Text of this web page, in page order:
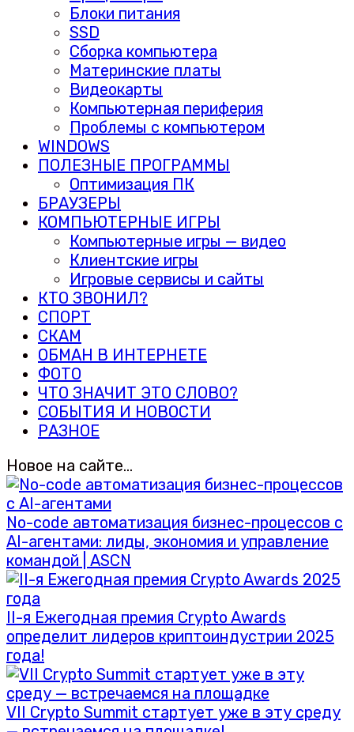
Блоки питания
SSD
Сборка компьютера
Материнские платы
Видеокарты
Компьютерная периферия
Проблемы с компьютером
WINDOWS
ПОЛЕЗНЫЕ ПРОГРАММЫ
Оптимизация ПК
БРАУЗЕРЫ
КОМПЬЮТЕРНЫЕ ИГРЫ
Компьютерные игры — видео
Клиентские игры
Игровые сервисы и сайты
КТО ЗВОНИЛ?
СПОРТ
СКАМ
ОБМАН В ИНТЕРНЕТЕ
ФОТО
ЧТО ЗНАЧИТ ЭТО СЛОВО?
СОБЫТИЯ И НОВОСТИ
РАЗНОЕ
Новое на сайте…
No-code автоматизация бизнес-процессов с
AI-агентами: лиды, экономия и управление
командой | ASCN
II-я Ежегодная премия Crypto Awards
определит лидеров криптоиндустрии 2025
года!
VII Crypto Summit стартует уже в эту среду